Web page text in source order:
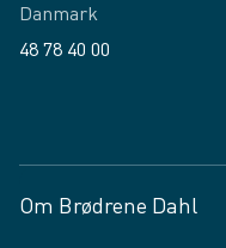
Danmark
48 78 40 00
Om Brødrene Dahl